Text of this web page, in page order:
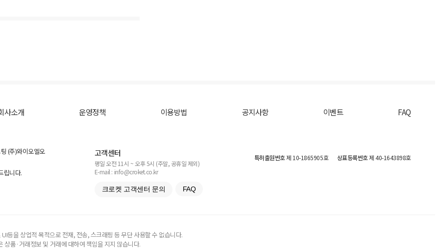
사소개 운영정책 이용방법 공지사항 이벤트 FAQ
(주)와이오엘오
립니다.
고객센터
평일 오전 11시 ~ 오후 5시 (주말, 공휴일 제외)
E-mail : info@croket.co.kr
크로켓 고객센터 문의 FAQ
특허출원번호제 10-1865905호 상표등록번호제 40-1643898호
등을 상업적 목적으로 전재, 전송, 스크래핑 등 무단 사용할 수 없습니다.
품·거래정보 및 거래에 대하여 책임을 지지 않습니다.